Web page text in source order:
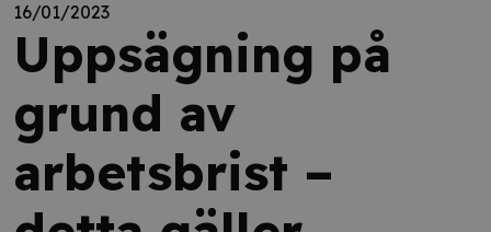
16/01/2023
Uppsägning på
grund av
arbetsbrist –